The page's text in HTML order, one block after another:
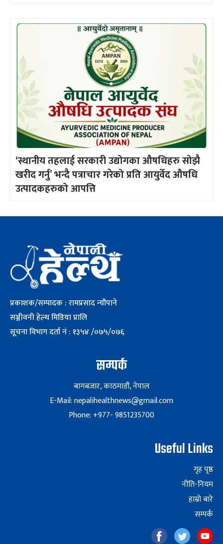
‘स्थानीय तहलाई सरकारी उद्योगका औषधिहरु सोझै
खरीद गर्नु’ भन्दै पत्राचार गरेको प्रति आयुर्वेद औषधि
उत्पादकहरुको आपत्ति
प्रकाशक/सम्पादक : रामप्रसाद न्यौपाने
सञ्जीवनी हेल्थ मिडिया प्रालि
सूचना विभाग दर्ता नं : १३५४ /०७५/०७६
सम्पर्क
बागबजार, काठमाडौं, नेपाल
E-Mail: nepalihealthnews@gmail.com
Phone: +977- 9851235700
Useful Links
गृह पृष्ठ
नीति-नियम
हाम्रो बारे
सम्पर्क